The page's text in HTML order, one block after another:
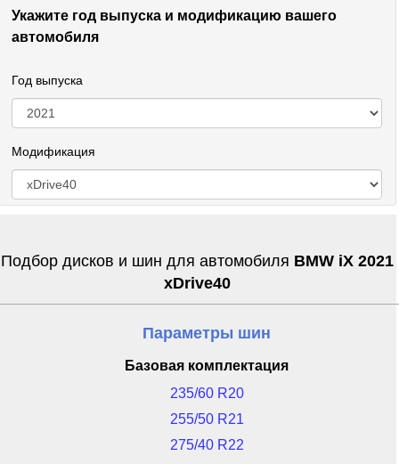
Укажите год выпуска и модификацию вашего
автомобиля
Год выпуска
Модификация
Подбор дисков и шин для автомобиля BMW iX 2021
xDrive40
Параметры шин
Базовая комплектация
235/60 R20
255/50 R21
275/40 R22